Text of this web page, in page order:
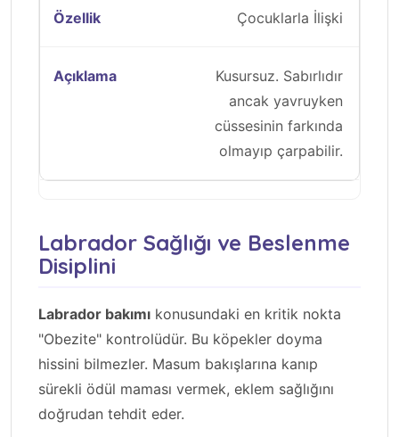
Çocuklarla İlişki
Kusursuz. Sabırlıdır
ancak yavruyken
cüssesinin farkında
olmayıp çarpabilir.
Labrador Sağlığı ve Beslenme
Disiplini
Labrador bakımı konusundaki en kritik nokta
"Obezite" kontrolüdür. Bu köpekler doyma
hissini bilmezler. Masum bakışlarına kanıp
sürekli ödül maması vermek, eklem sağlığını
doğrudan tehdit eder.